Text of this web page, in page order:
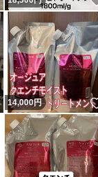
いいね！
14,000円